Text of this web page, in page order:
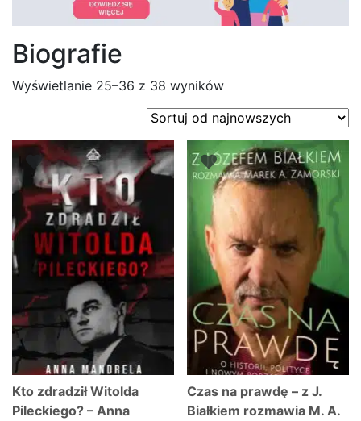
Biografie
Wyświetlanie 25–36 z 38 wynikówPosortowane
według
najnowszych
Kto zdradził Witolda
Pileckiego? – Anna
Czas na prawdę – z J.
Białkiem rozmawia M. A.